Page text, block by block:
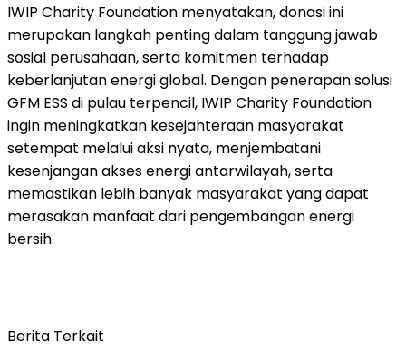
IWIP Charity Foundation menyatakan, donasi ini
merupakan langkah penting dalam tanggung jawab
sosial perusahaan, serta komitmen terhadap
keberlanjutan energi global. Dengan penerapan solusi
GFM ESS di pulau terpencil, IWIP Charity Foundation
ingin meningkatkan kesejahteraan masyarakat
setempat melalui aksi nyata, menjembatani
kesenjangan akses energi antarwilayah, serta
memastikan lebih banyak masyarakat yang dapat
merasakan manfaat dari pengembangan energi
bersih.
Berita Terkait